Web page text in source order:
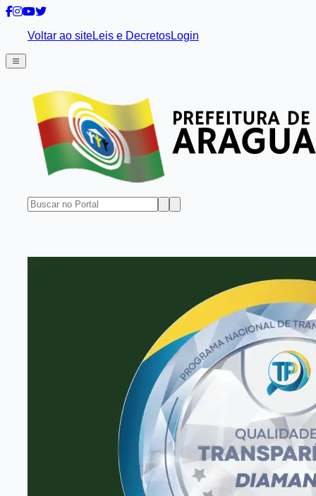
Voltar ao siteLeis e DecretosLogin